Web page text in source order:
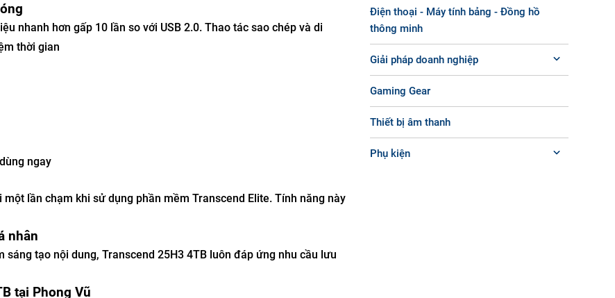
nhanh hơn gấp 10 lần so với USB 2.0. Thao tác sao chép và di
thời gian
ngay
lần chạm khi sử dụng phần mềm Transcend Elite. Tính năng này
nhân
tạo nội dung, Transcend 25H3 4TB luôn đáp ứng nhu cầu lưu
tại Phong Vũ
Điện thoại - Máy tính bảng - Đồng hồ
thông minh
Giải pháp doanh nghiệp
Gaming Gear
Thiết bị âm thanh
Phụ kiện